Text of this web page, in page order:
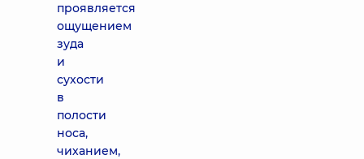
проявляется
ощущением
зуда
и
сухости
в
полости
носа,
чиханием,